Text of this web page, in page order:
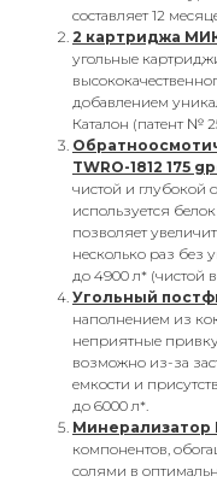
составляет 12
2 картриджа
угольные
добавлением
Каталон (патент №
TWRO-1812 175
чистой и глубокой
используется
позволяет
несколько раз без
до 4900 л* (чистой
Угольный
наполнением из
неприятные
возможно из-за
емкости и
до 6000 л*.
Минерализатор
компонентов,
солями в